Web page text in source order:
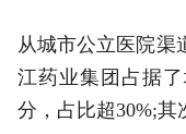
从城市公立医院渠
江药业集团占据
分，占比超30%;其